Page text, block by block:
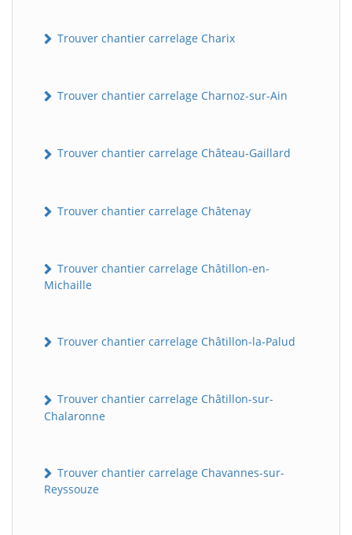
Trouver chantier carrelage Charix
Trouver chantier carrelage Charnoz-sur-Ain
Trouver chantier carrelage Château-Gaillard
Trouver chantier carrelage Châtenay
Trouver chantier carrelage Châtillon-en-
Michaille
Trouver chantier carrelage Châtillon-la-Palud
Trouver chantier carrelage Châtillon-sur-
Chalaronne
Trouver chantier carrelage Chavannes-sur-
Reyssouze